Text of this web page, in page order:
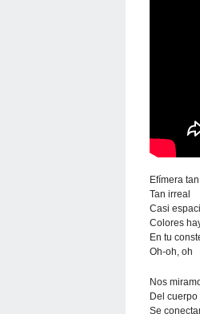
Efímera
Tan irreal
Casi
Colores
En tu
Oh-oh, oh
Nos
Del cuerpo
Se